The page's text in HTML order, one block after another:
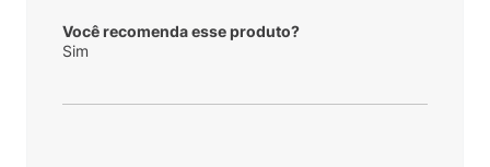
Você recomenda esse produto?
Sim